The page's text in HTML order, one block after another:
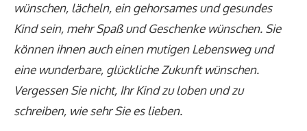
wünschen, lächeln, ein gehorsames und gesundes
Kind sein, mehr Spaß und Geschenke wünschen. Sie
können ihnen auch einen mutigen Lebensweg und
eine wunderbare, glückliche Zukunft wünschen.
Vergessen Sie nicht, Ihr Kind zu loben und zu
schreiben, wie sehr Sie es lieben.